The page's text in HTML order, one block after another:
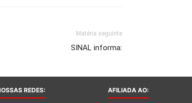
Matéria seguinte
SINAL informa:
REDES: AFILIADA AO: